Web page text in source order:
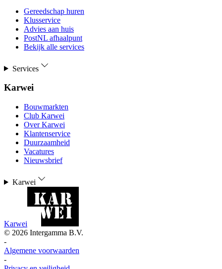
Gereedschap huren
Klusservice
Advies aan huis
PostNL afhaalpunt
Bekijk alle services
Services
Karwei
Bouwmarkten
Club Karwei
Over Karwei
Klantenservice
Duurzaamheid
Vacatures
Nieuwsbrief
Karwei
Karwei
© 2026 Intergamma B.V.
-
Algemene voorwaarden
-